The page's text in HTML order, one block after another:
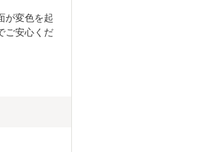
が変色を起
ご安心くだ